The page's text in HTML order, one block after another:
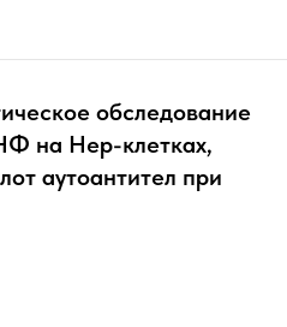
обследование
на Hep-клетках,
аутоантител при